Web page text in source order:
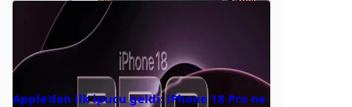
Apple’dan ilk ipucu geldi: iPhone 18 Pro ne